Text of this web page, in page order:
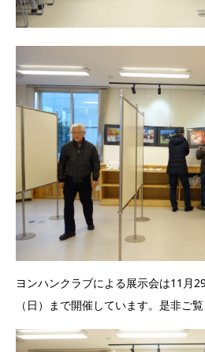
ヨンハンクラブによる展示会は11月
（日）まで開催しています。是非ご覧